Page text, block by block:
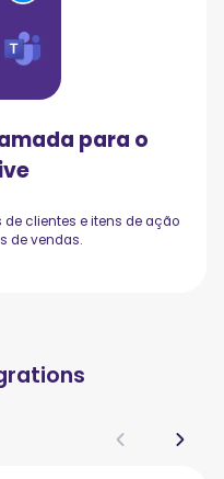
para o
clientes e itens de ação
de vendas.